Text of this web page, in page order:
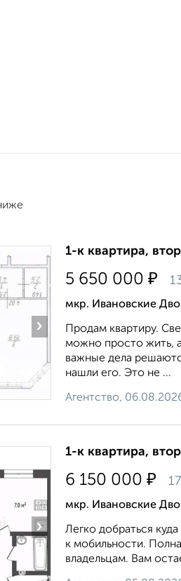
›
1-к квартира,
5 650 000 ₽
мкр. Ивановские
Продам квартиру.
можно просто жить,
важные дела
нашли его. Это не ...
Агентство,
›
1-к квартира,
6 150 000 ₽
мкр. Ивановские
Легко добраться
к мобильности.
владельцам. Вам